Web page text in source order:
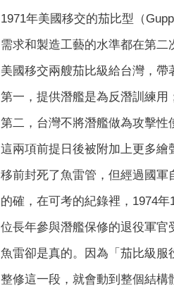
1971年美國移交的茄比型（
需求和製造工藝的水準都在第二
美國移交兩艘茄比級給台灣，帶
第一，提供潛艦是為反潛訓練用
第二，台灣不將潛艦做為攻擊性
這兩項前提日後被附加上更多
移前封死了魚雷管，但經過國軍
的確，在可考的紀錄裡，1974
位長年參與潛艦保修的退役軍
魚雷卻是真的。因為「茄比級
整修這一段，就會動到整個結構